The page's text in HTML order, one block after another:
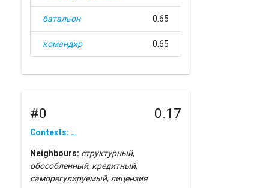
батальон 0.65
командир 0.65
#0 0.17
Contexts: …
Neighbours: структурный,
обособленный, кредитный,
саморегулируемый,лицензия